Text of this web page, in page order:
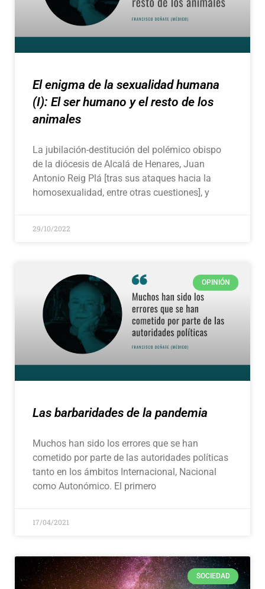
El enigma de la sexualidad humana
(I): El ser humano y el resto de los
animales
La jubilación-destitución del polémico obispo
de la diócesis de Alcalá de Henares, Juan
Antonio Reig Plá [tras sus ataques hacia la
homosexualidad, entre otras cuestiones], y
29/10/2022
OPINIÓN
Las barbaridades de la pandemia
Muchos han sido los errores que se han
cometido por parte de las autoridades políticas
tanto en los ámbitos Internacional, Nacional
como Autonómico. El primero
17/04/2021
SOCIEDAD